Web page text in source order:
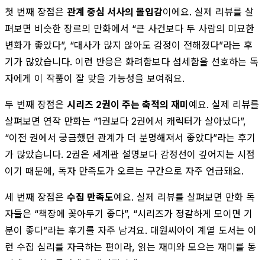
첫 번째 장점은 관계 중심 서사의 몰입감이에요. 실제 리뷰를 살
펴보면 비슷한 장르의 만화에서 “큰 사건보다 두 사람의 미묘한
변화가 좋았다”, “대사가 많지 않아도 감정이 전해졌다”라는 후
기가 많았습니다. 이런 반응은 화려함보다 섬세함을 선호하는 독
자에게 이 작품이 잘 맞을 가능성을 보여줘요.
두 번째 장점은 시리즈 2권이 주는 축적의 재미예요. 실제 리뷰를
살펴보면 연작 만화는 “1권보다 2권에서 캐릭터가 살아났다”,
“이전 권에서 궁금했던 관계가 더 분명해져서 좋았다”라는 후기
가 많았습니다. 2권은 세계관 설명보다 감정선이 깊어지는 시점
이기 때문에, 독자 만족도가 오르는 구간으로 자주 언급돼요.
세 번째 장점은 수집 만족도예요. 실제 리뷰를 살펴보면 만화 독
자들은 “책장에 꽂아두기 좋다”, “시리즈가 정갈하게 모이면 기
분이 좋다”라는 후기를 자주 남겨요. 대원씨아이 계열 도서는 이
런 수집 심리를 자극하는 편이라, 읽는 재미와 모으는 재미를 동